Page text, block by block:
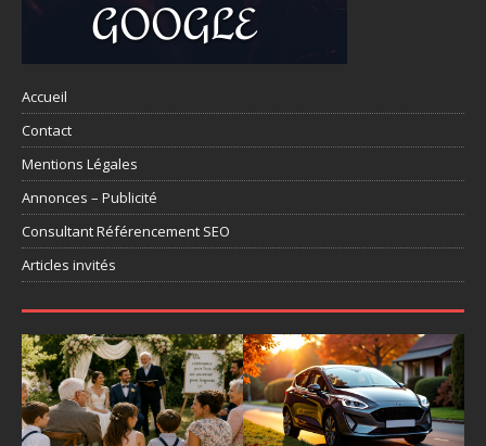
Accueil
Contact
Mentions Légales
Annonces – Publicité
Consultant Référencement SEO
Articles invités